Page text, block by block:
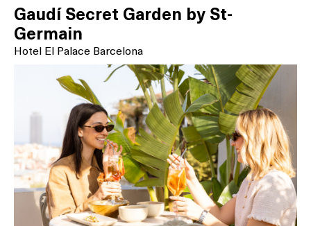
Gaudí Secret Garden by St-
Germain
Hotel El Palace Barcelona